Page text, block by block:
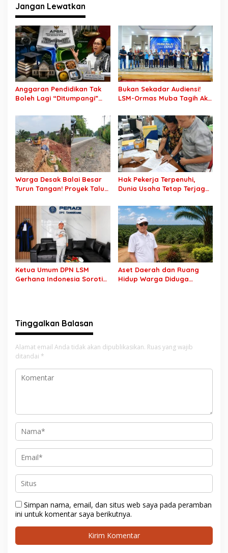
a
s
i
p
o
s
Jangan Lewatkan
Anggaran Pendidikan Tak
Boleh Lagi “Ditumpangi”
Wajib Segera Dilaksanakan!
Bukan Sekadar Audiensi!
LSM-Ormas Muba Tagih Aksi
hingga Penyelesaian
Konflik Agraria
Warga Desak Balai Besar
Turun Tangan! Proyek Talut
Transparansi dan Mutu
Pekerjaan
Hak Pekerja Terpenuhi,
Dunia Usaha Tetap Terjaga:
Ciptakan Harmoni
Hubungan Industrial
Ketua Umum DPN LSM
Gerhana Indonesia Soroti
Aset Daerah dan Ruang
Hidup Warga Diduga
Tinggalkan Balasan
Alamat email Anda tidak akan dipublikasikan. Ruas yang wajib
ditandai *
Simpan nama, email, dan situs web saya pada peramban
ini untuk komentar saya berikutnya.